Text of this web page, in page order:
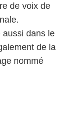
de voix de
aussi dans le
de la
nommé